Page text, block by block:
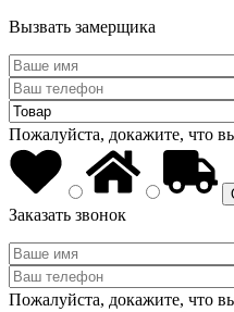
Вызвать замерщика
Пожалуйста, докажите, что
Заказать звонок
Пожалуйста, докажите, что